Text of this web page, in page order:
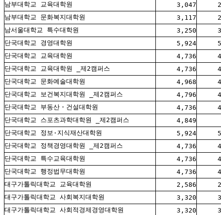
남부대학교 교육대학원
3,047
남부대학교 문화복지대학원
3,117
남서울대학교 특수대학원
3,250
단국대학교 경영대학원
5,924
단국대학교 교육대학원
4,736
단국대학교 교육대학원 _제2캠퍼스
4,736
단국대학교 문화예술대학원
4,968
단국대학교 보건복지대학원 _제2캠퍼스
4,796
단국대학교 부동산・건설대학원
4,736
단국대학교 스포츠과학대학원 _제2캠퍼스
4,849
단국대학교 정보·지식재산대학원
5,924
단국대학교 정책경영대학원 _제2캠퍼스
4,736
단국대학교 특수교육대학원
4,736
단국대학교 행정법무대학원
4,736
대구가톨릭대학교 교육대학원
2,586
대구가톨릭대학교 사회복지대학원
3,320
대구가톨릭대학교 사회적경제경영대학원
3,320